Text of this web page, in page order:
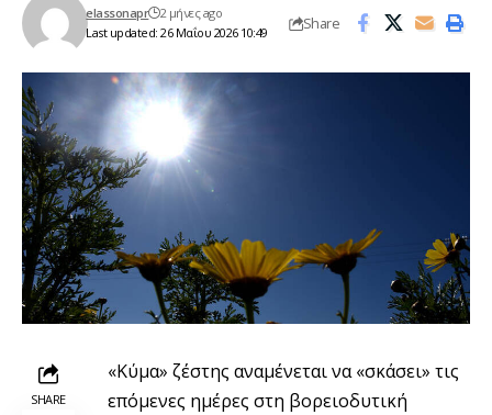
Last updated: 26 Μαΐου 2026 10:49
elassonapr 2 μήνες ago Share
SHARE
«Κύμα» ζέστης αναμένεται να «σκάσει» τις
επόμενες ημέρες στη βορειοδυτική